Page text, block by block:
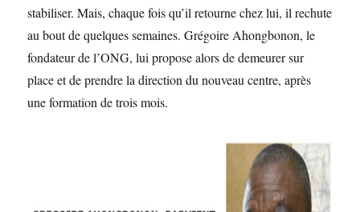
stabiliser. Mais, chaque fois qu’il retourne chez lui, il rechute
au bout de quelques semaines. Grégoire Ahongbonon, le
fondateur de l’ONG, lui propose alors de demeurer sur
place et de prendre la direction du nouveau centre, après
une formation de trois mois.